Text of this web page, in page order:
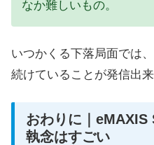
なか難しいもの。
いつかくる下落局面では
続けていることが発信出
おわりに｜
執念はすごい